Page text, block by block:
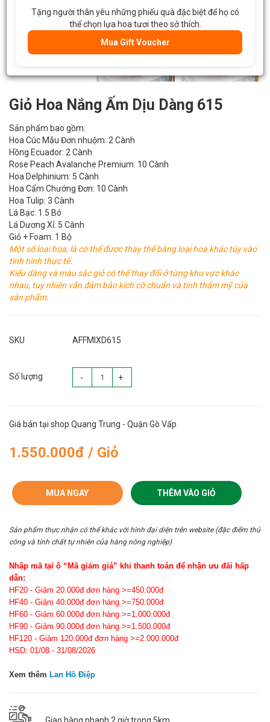
Giỏ Hoa Nắng Ấm Dịu Dàng 615
Sản phẩm bao gồm:
Hoa Cúc Mẫu Đơn nhuộm: 2 Cành
Hồng Ecuador: 2 Cành
Rose Peach Avalanche Premium: 10 Cành
Hoa Delphinium: 5 Cành
Hoa Cẩm Chướng Đơn: 10 Cành
Hoa Tulip: 3 Cành
Lá Bạc: 1.5 Bó
Lá Dương Xỉ: 5 Cành
Giỏ + Foam: 1 Bộ
Một số loại hoa, lá có thể được thay thế bằng loại hoa khác tùy vào
tình hình thực tế.
Kiểu dáng và màu sắc giỏ có thể thay đổi ở từng khu vực khác
nhau, tuy nhiên vẫn đảm bảo kích cỡ chuẩn và tính thẩm mỹ của
sản phẩm.
SKU AFFMIXD615
Số lượng - +
Giá bán tại shop Quang Trung - Quận Gò Vấp
1.550.000đ / Giỏ
MUA NGAY THÊM VÀO GIỎ
Sản phẩm thực nhận có thể khác với hình đại diện trên website (đặc điểm thủ
công và tính chất tự nhiên của hàng nông nghiệp)
Nhập mã tại ô “Mã giảm giá” khi thanh toán để nhận ưu đãi hấp
dẫn:
HF20 - Giảm 20.000đ đơn hàng >=450.000đ
HF40 - Giảm 40.000đ đơn hàng >=750.000đ
HF60 - Giảm 60.000đ đơn hàng >=1.000.000đ
HF90 - Giảm 90.000đ đơn hàng >=1.500.000đ
HF120 - Giảm 120.000đ đơn hàng >=2.000.000đ
HSD: 01/08 - 31/08/2026
Xem thêm Lan Hồ Điệp
Tặng người thân yêu những phiếu quà đặc biệt để họ có
thể chọn lựa hoa tươi theo sở thích.
Mua Gift Voucher